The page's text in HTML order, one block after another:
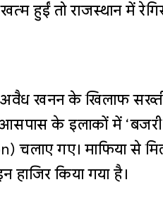
हुईं तो राजस्थान में
अवैध खनन के खिलाफ
के इलाकों में ‘बजरी
गए। माफिया से
किया गया है।